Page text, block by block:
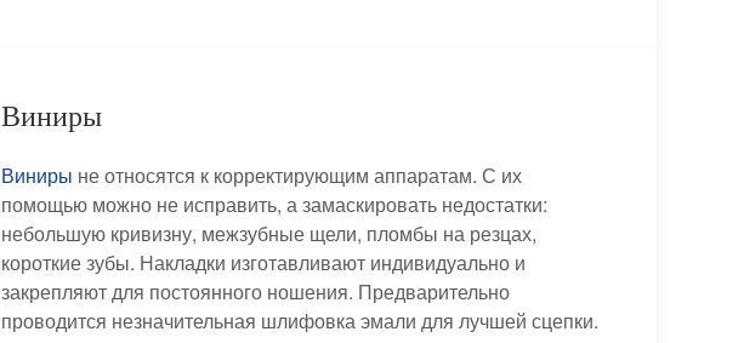
Виниры
Виниры не относятся к корректирующим аппаратам. С их
помощью можно не исправить, а замаскировать недостатки:
небольшую кривизну, межзубные щели, пломбы на резцах,
короткие зубы. Накладки изготавливают индивидуально и
закрепляют для постоянного ношения. Предварительно
проводится незначительная шлифовка эмали для лучшей сцепки.